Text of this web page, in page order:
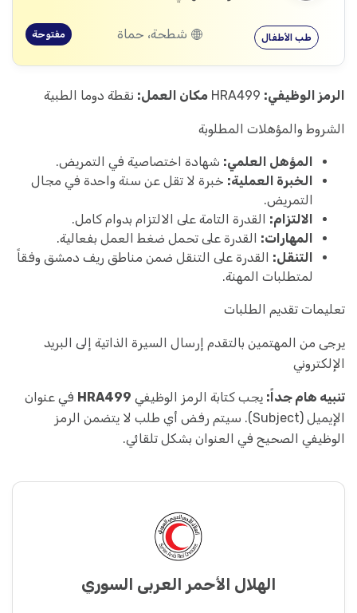
طب الأطفال شطحة، حماة مفتوحة
الرمز الوظيفي: مكان العمل: نقطة دوما الطبية
الشروط والمؤهلات المطلوبة
المؤهل العلمي: شهادة اختصاصية في التمريض.
الخبرة العملية: خبرة لا تقل عن سنة واحدة في مجال
التمريض.
الالتزام: القدرة التامة على الالتزام بدوام كامل.
المهارات: القدرة على تحمل ضغط العمل بفعالية.
التنقل: القدرة على التنقل ضمن مناطق ريف دمشق وفقاً
لمتطلبات المهنة.
تعليمات تقديم الطلبات
يرجى من المهتمين بالتقدم إرسال السيرة الذاتية إلى البريد
الإلكتروني
تنبيه هام جداً: يجب كتابة الرمز الوظيفي HRA499 في عنوان
الإيميل (Subject). سيتم رفض أي طلب لا يتضمن الرمز
الوظيفي الصحيح في العنوان بشكل تلقائي.
الهلال الأحمر العربي السوري